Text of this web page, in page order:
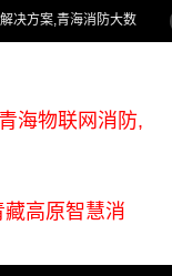
决方案,青海消防大数
海物联网消防,
高原智慧消